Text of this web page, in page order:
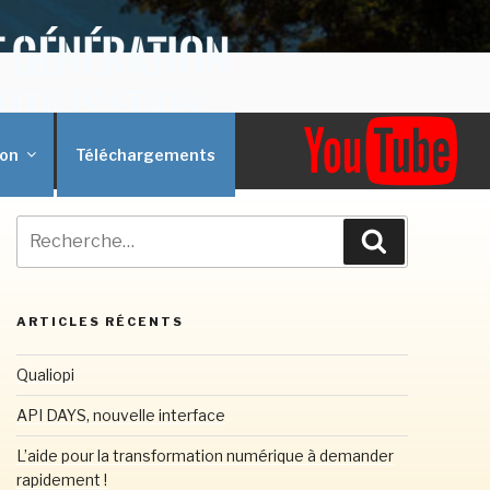
Téléchargements
pour
:
ARTICLES RÉCENTS
Qualiopi
API DAYS, nouvelle interface
L’aide pour la transformation numérique à demander
rapidement !